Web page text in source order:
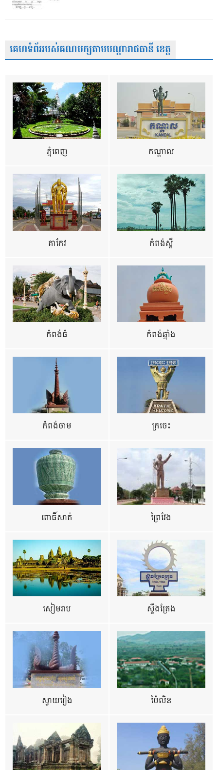
គេហទំព័ររបស់គណបក្សតាមបណ្តារាជធានី ខេត្ត
ភ្នំពេញ កណ្តាល
តាកែវ កំពង់ស្ពឺ
កំពង់ធំ កំពង់ឆ្នាំង
កំពង់ចាម ក្រចេះ
ពោធិ៍សាត់ ព្រៃវែង
សៀមរាប ស្ទឹងត្រែង
ស្វាយរៀង ប៉ៃលិន